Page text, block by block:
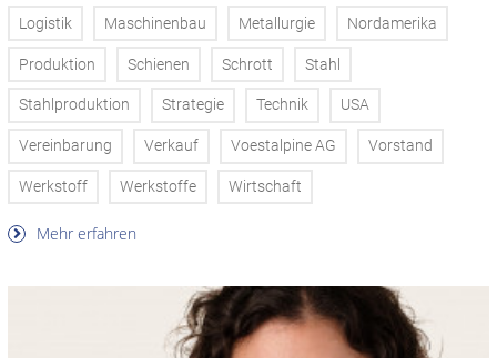
Logistik Maschinenbau Metallurgie Nordamerika
Produktion Schienen Schrott Stahl
Stahlproduktion Strategie Technik USA
Vereinbarung Verkauf Voestalpine AG Vorstand
Werkstoff Werkstoffe Wirtschaft
Mehr erfahren